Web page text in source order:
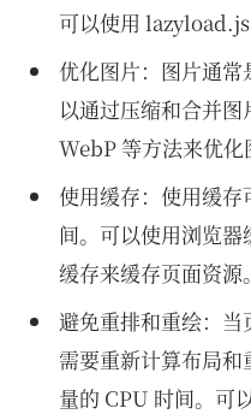
可以使用 lazyload.js
优化图片：图片通
以通过压缩和合并
WebP 等方法来优化
使用缓存：使用缓
间。可以使用浏览
缓存来缓存页面资源。
避免重排和重绘：
需要重新计算布局
量的 CPU 时间。可